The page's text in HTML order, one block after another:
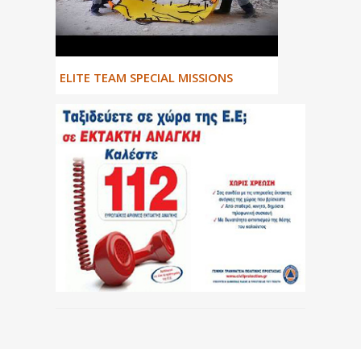
ΕLITE TEAM SPECIAL MISSIONS